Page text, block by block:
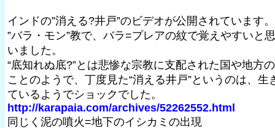
インドの”消える?井戸”のビデオが公開されています。
”バラ・モン”教で、バラ=プレアの紋で覚えやすいと思
いました。
“底知れぬ底?”とは悲惨な宗教に支配された国や地方の
ことのようで、丁度見た“消える井戸”というのは、生
ているようでショックでした。
http://karapaia.com/archives/52262552.html
同じく泥の噴火=地下のイシカミの出現